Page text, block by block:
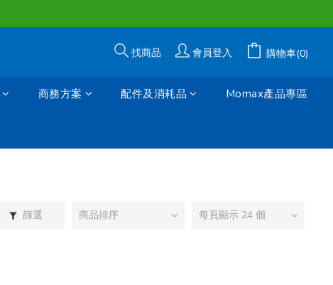
找商品 會員登入 購物車(0)
商務方案 配件及消耗品 Momax產品專區
篩選 商品排序 每頁顯示 24 個